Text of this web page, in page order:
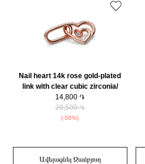
Nail heart 14k rose gold-plated
link with clear cubic zirconia/
782530C01
14,800 ֏
29,500 ֏
(-50%)
Ավելացնել Զամբյուղ